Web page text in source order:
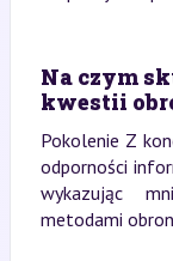
Na czym
kwestii
Pokolenie Z
odporności
wykazując
metodami